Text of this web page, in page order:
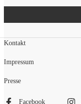
Kontakt
Impressum
Presse
Facebook